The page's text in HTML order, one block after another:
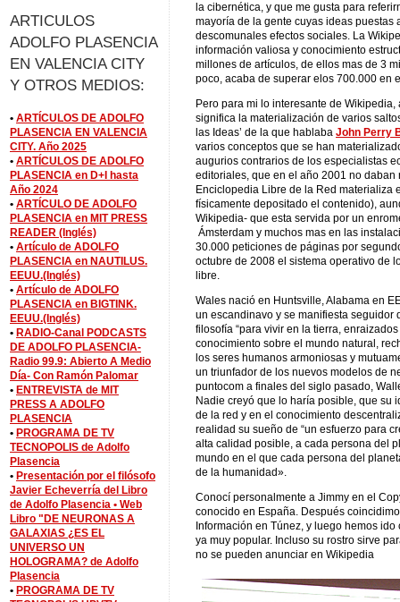
la cibernética, y que me gusta para
mayoría de la gente cuyas ideas
descomunales efectos sociales. La
información valiosa y conocimiento
millones de artículos, de ellos mas de 3
poco, acaba de superar elos 700.000 en
Pero para mi lo interesante de
significa la materialización de varios
las Ideas’ de la que hablaba John Perry
varios conceptos que se han
augurios contrarios de los especialistas
editoriales, que en el año 2001 no
Enciclopedia Libre de la Red materializa
físicamente depositado el contenido),
Wikipedia- que esta servida por un
Ámsterdam y muchos mas en las
30.000 peticiones de páginas por
octubre de 2008 el sistema operativo de
libre.
Wales nació en Huntsville, Alabama en
un escandinavo y se manifiesta seguidor
filosofía “para vivir en la tierra,
conocimiento sobre el mundo natural,
los seres humanos armoniosas y
un triunfador de los nuevos modelos de
puntocom a finales del siglo pasado,
Nadie creyó que lo haría posible, que su
de la red y en el conocimiento
realidad su sueño de “un esfuerzo para
alta calidad posible, a cada persona del
mundo en el que cada persona del
de la humanidad».
Conocí personalmente a Jimmy en el
conocido en España. Después
Información en Túnez, y luego hemos
ya muy popular. Incluso su rostro sirve
no se pueden anunciar en Wikipedia
ARTICULOS
ADOLFO PLASENCIA
EN VALENCIA CITY
Y OTROS MEDIOS:
• ARTÍCULOS DE ADOLFO
PLASENCIA EN VALENCIA
CITY. Año 2025
• ARTÍCULOS DE ADOLFO
PLASENCIA en D+I hasta
Año 2024
• ARTÍCULO DE ADOLFO
PLASENCIA en MIT PRESS
READER (Inglés)
• Artículo de ADOLFO
PLASENCIA en NAUTILUS.
EEUU.(Inglés)
• Artículo de ADOLFO
PLASENCIA en BIGTINK.
EEUU.(Inglés)
• RADIO-Canal PODCASTS
DE ADOLFO PLASENCIA-
Radio 99.9: Abierto A Medio
Día- Con Ramón Palomar
• ENTREVISTA de MIT
PRESS A ADOLFO
PLASENCIA
• PROGRAMA DE TV
TECNOPOLIS de Adolfo
Plasencia
• Presentación por el filósofo
Javier Echeverría del Libro
de Adolfo Plasencia • Web
Libro "DE NEURONAS A
GALAXIAS ¿ES EL
UNIVERSO UN
HOLOGRAMA? de Adolfo
Plasencia
• PROGRAMA DE TV